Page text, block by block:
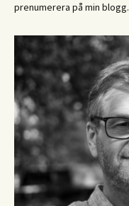
prenumerera på min blogg.